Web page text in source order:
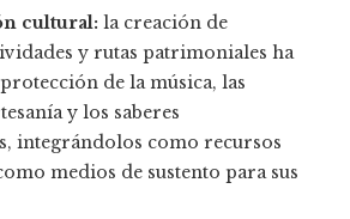
cultural: la creación de
y rutas patrimoniales ha
de la música, las
y los saberes
integrándolos como recursos
medios de sustento para sus